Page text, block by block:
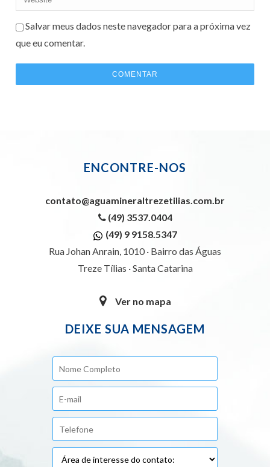
Salvar meus dados neste navegador para a próxima vez
que eu comentar.
ENCONTRE-NOS
contato@aguamineraltrezetilias.com.br
(49) 3537.0404
(49) 9 9158.5347
Rua Johan Anrain, 1010 · Bairro das Águas
Treze Tílias · Santa Catarina
Ver no mapa
DEIXE SUA MENSAGEM